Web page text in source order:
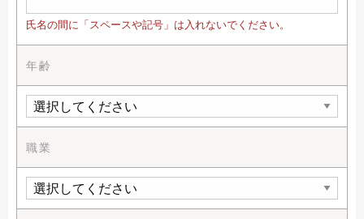
氏名の間に「スペースや記号」は入れないでください。
年齢
職業